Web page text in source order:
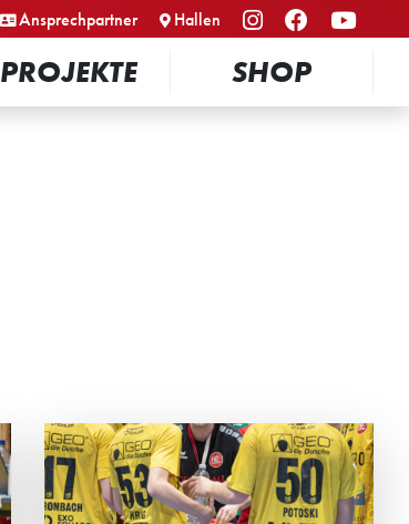
Ansprechpartner Hallen
PROJEKTE SHOP